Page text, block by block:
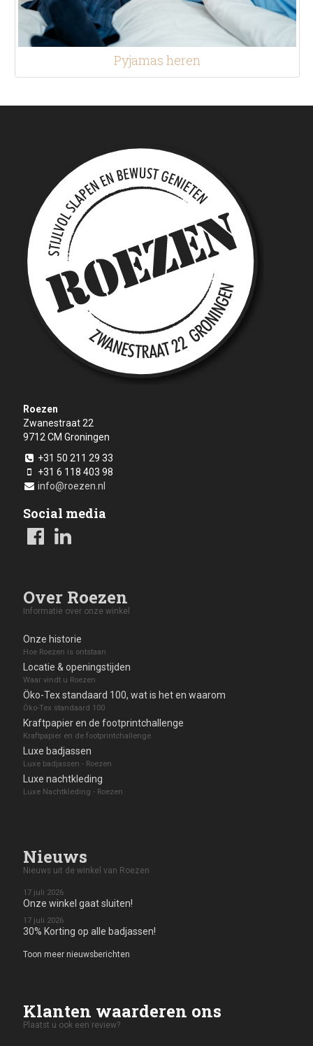
Pyjamas heren
Roezen
Zwanestraat 22
9712 CM Groningen
+31 50 211 29 33
+31 6 118 403 98
info@roezen.nl
Social media
Over Roezen
Informatie over onze winkel
Onze historie
Hoe Roezen is ontstaan
Locatie & openingstijden
Waar vindt u Roezen
Öko-Tex standaard 100, wat is het en waarom
Öko-Tex standaard 100
Kraftpapier en de footprintchallenge
Kraftpapier en de footprintchallenge
Luxe badjassen
Luxe badjassen - Roezen
Luxe nachtkleding
Luxe Nachtkleding - Roezen
Nieuws
Nieuws uit de winkel van Roezen
17 juli 2026
Onze winkel gaat sluiten!
17 juli 2026
30% Korting op alle badjassen!
Toon meer nieuwsberichten
Klanten waarderen ons
Plaatst u ook een review?